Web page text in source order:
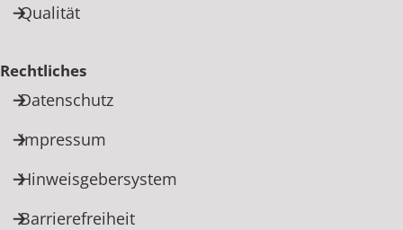
Qualität
Rechtliches
Datenschutz
Impressum
Hinweisgebersystem
Barrierefreiheit